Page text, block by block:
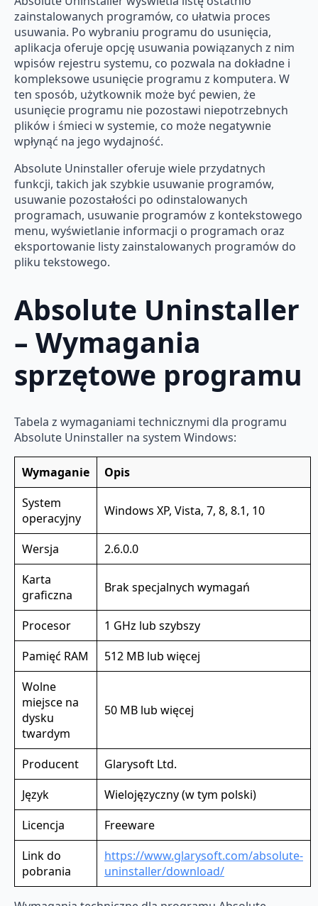
zainstalowanych programów, co ułatwia proces
usuwania. Po wybraniu programu do usunięcia,
aplikacja oferuje opcję usuwania powiązanych z nim
wpisów rejestru systemu, co pozwala na dokładne i
kompleksowe usunięcie programu z komputera. W
ten sposób, użytkownik może być pewien, że
usunięcie programu nie pozostawi niepotrzebnych
plików i śmieci w systemie, co może negatywnie
wpłynąć na jego wydajność.
Absolute Uninstaller oferuje wiele przydatnych
funkcji, takich jak szybkie usuwanie programów,
usuwanie pozostałości po odinstalowanych
programach, usuwanie programów z kontekstowego
menu, wyświetlanie informacji o programach oraz
eksportowanie listy zainstalowanych programów do
pliku tekstowego.
Absolute Uninstaller
– Wymagania
sprzętowe programu
Tabela z wymaganiami technicznymi dla programu
Absolute Uninstaller na system Windows:
Wymaganie
Opis
System
operacyjny
Windows XP, Vista, 7, 8, 8.1, 10
Wersja
2.6.0.0
Karta
graficzna
Brak specjalnych wymagań
Procesor
1 GHz lub szybszy
Pamięć RAM
512 MB lub więcej
Wolne
miejsce na
dysku
twardym
50 MB lub więcej
Producent
Glarysoft Ltd.
Język
Wielojęzyczny (w tym polski)
Licencja
Freeware
Link do
pobrania
https://www.glarysoft.com/absolute-
uninstaller/download/